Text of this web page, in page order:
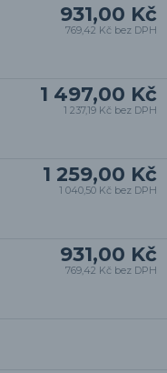
931,00 Kč
769,42 Kč bez DPH
1 497,00 Kč
1 237,19 Kč bez DPH
1 259,00 Kč
1 040,50 Kč bez DPH
931,00 Kč
769,42 Kč bez DPH